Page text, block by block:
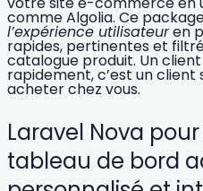
comme Algolia. Ce
l’expérience utilisateuren
rapides, pertinentes et
catalogue produit. Un
rapidement, c’est un
acheter chez vous.
Laravel Nova
tableau de bord